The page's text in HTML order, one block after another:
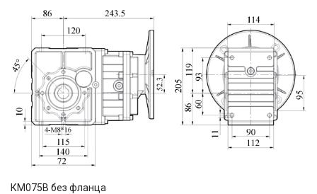
КМ075В без фланца